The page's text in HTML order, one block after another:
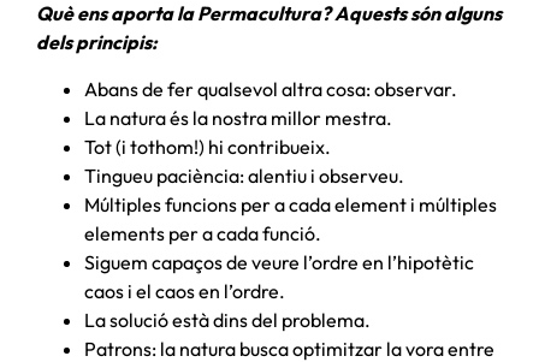
Què ens aporta la Permacultura? Aquests són alguns
dels principis:
Abans de fer qualsevol altra cosa: observar.
La natura és la nostra millor mestra.
Tot (i tothom!) hi contribueix.
Tingueu paciència: alentiu i observeu.
Múltiples funcions per a cada element i múltiples
elements per a cada funció.
Siguem capaços de veure l’ordre en l’hipotètic
caos i el caos en l’ordre.
La solució està dins del problema.
Patrons: la natura busca optimitzar la vora entre